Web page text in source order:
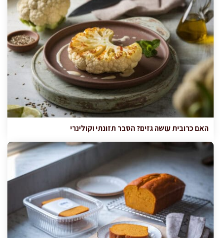
האם כרובית עושה גזים? הסבר תזונתי וקולינרי